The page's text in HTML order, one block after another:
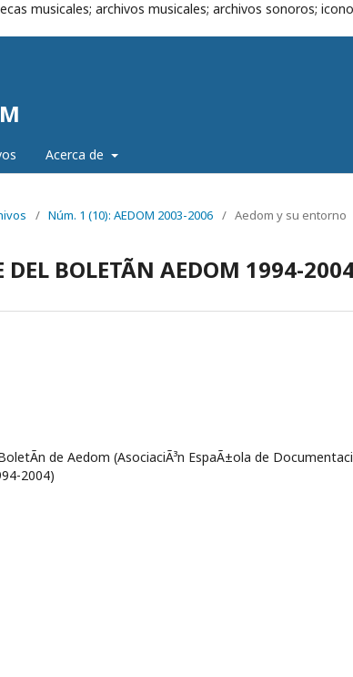
musicales; archivos musicales; archivos sonoros;
Acerca de
/ Núm. 1 (10): AEDOM 2003-2006 / Aedom y su entorno
BOLETÃN AEDOM 1994-
de Aedom (AsociaciÃ³n EspaÃ±ola de
2004)